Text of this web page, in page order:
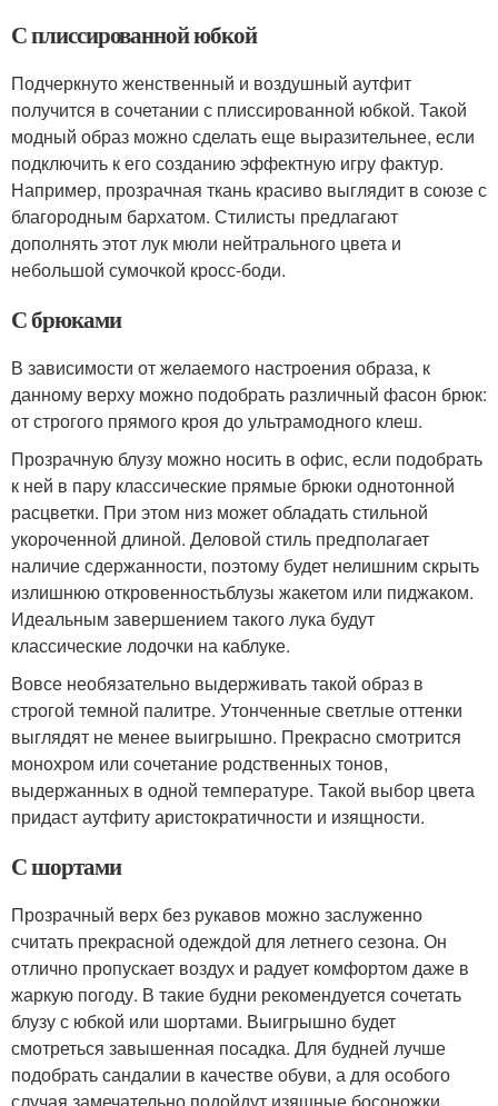
С плиссированной юбкой
Подчеркнуто женственный и воздушный аутфит
получится в сочетании с плиссированной юбкой. Такой
модный образ можно сделать еще выразительнее, если
подключить к его созданию эффектную игру фактур.
Например, прозрачная ткань красиво выглядит в союзе с
благородным бархатом. Стилисты предлагают
дополнять этот лук мюли нейтрального цвета и
небольшой сумочкой кросс-боди.
С брюками
В зависимости от желаемого настроения образа, к
данному верху можно подобрать различный фасон брюк:
от строгого прямого кроя до ультрамодного клеш.
Прозрачную блузу можно носить в офис, если подобрать
к ней в пару классические прямые брюки однотонной
расцветки. При этом низ может обладать стильной
укороченной длиной. Деловой стиль предполагает
наличие сдержанности, поэтому будет нелишним скрыть
излишнюю откровенностьблузы жакетом или пиджаком.
Идеальным завершением такого лука будут
классические лодочки на каблуке.
Вовсе необязательно выдерживать такой образ в
строгой темной палитре. Утонченные светлые оттенки
выглядят не менее выигрышно. Прекрасно смотрится
монохром или сочетание родственных тонов,
выдержанных в одной температуре. Такой выбор цвета
придаст аутфиту аристократичности и изящности.
С шортами
Прозрачный верх без рукавов можно заслуженно
считать прекрасной одеждой для летнего сезона. Он
отлично пропускает воздух и радует комфортом даже в
жаркую погоду. В такие будни рекомендуется сочетать
блузу с юбкой или шортами. Выигрышно будет
смотреться завышенная посадка. Для будней лучше
подобрать сандалии в качестве обуви, а для особого